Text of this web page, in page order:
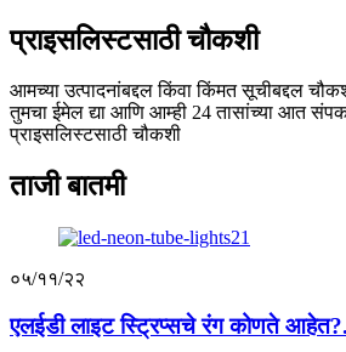
प्राइसलिस्टसाठी चौकशी
आमच्या उत्पादनांबद्दल किंवा किंमत सूचीबद्दल
तुमचा ईमेल द्या आणि आम्ही 24 तासांच्या आत
प्राइसलिस्टसाठी चौकशी
ताजी बातमी
०५/११/२२
एलईडी लाइट स्ट्रिप्सचे रंग कोणते